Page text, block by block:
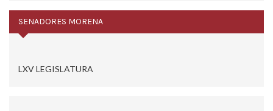
SENADORES MORENA
LXV LEGISLATURA